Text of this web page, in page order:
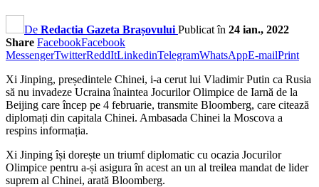
De Redactia Gazeta Brașovului Publicat în 24 ian., 2022
Share FacebookFacebook
MessengerTwitterReddItLinkedinTelegramWhatsAppE-mailPrint
Xi Jinping, președintele Chinei, i-a cerut lui Vladimir Putin ca Rusia
să nu invadeze Ucraina înaintea Jocurilor Olimpice de Iarnă de la
Beijing care încep pe 4 februarie, transmite Bloomberg, care citează
diplomați din capitala Chinei. Ambasada Chinei la Moscova a
respins informația.
Xi Jinping își dorește un triumf diplomatic cu ocazia Jocurilor
Olimpice pentru a-și asigura în acest an un al treilea mandat de lider
suprem al Chinei, arată Bloomberg.